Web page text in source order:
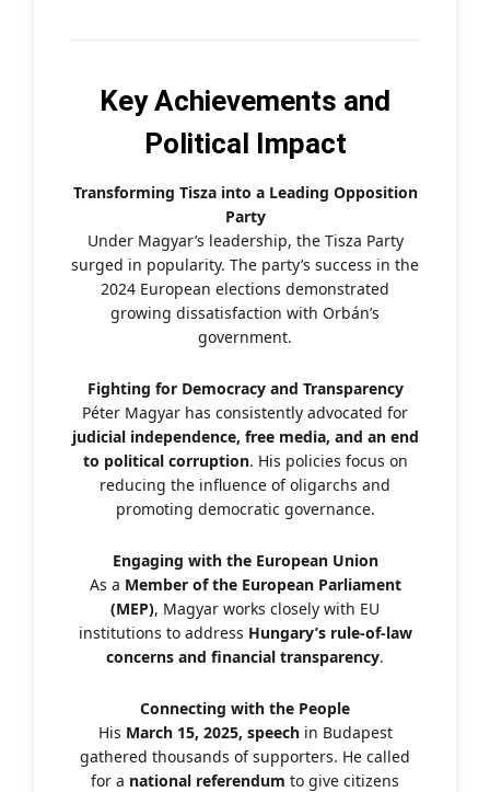
Key Achievements and
Political Impact
Transforming Tisza into a Leading Opposition
Party
Under Magyar’s leadership, the Tisza Party
surged in popularity. The party’s success in the
2024 European elections demonstrated
growing dissatisfaction with Orbán’s
government.
Fighting for Democracy and Transparency
Péter Magyar has consistently advocated for
judicial independence, free media, and an end
to political corruption. His policies focus on
reducing the influence of oligarchs and
promoting democratic governance.
Engaging with the European Union
As a Member of the European Parliament
(MEP), Magyar works closely with EU
institutions to address Hungary’s rule-of-law
concerns and financial transparency.
Connecting with the People
His March 15, 2025, speechin Budapest
gathered thousands of supporters. He called
for a national referendum to give citizens